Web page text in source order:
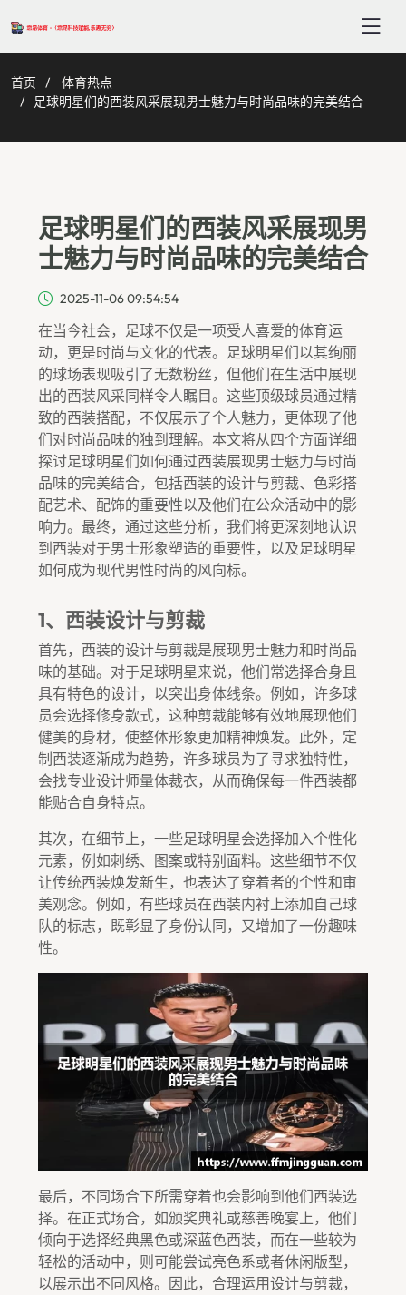
首页
体育热点
足球明星们的西装风采展现男士魅力与时尚品味的完美结合
足球明星们的西装风采展现男
士魅力与时尚品味的完美结合
2025-11-06 09:54:54
在当今社会，足球不仅是一项受人喜爱的体育运
动，更是时尚与文化的代表。足球明星们以其绚丽
的球场表现吸引了无数粉丝，但他们在生活中展现
出的西装风采同样令人瞩目。这些顶级球员通过精
致的西装搭配，不仅展示了个人魅力，更体现了他
们对时尚品味的独到理解。本文将从四个方面详细
探讨足球明星们如何通过西装展现男士魅力与时尚
品味的完美结合，包括西装的设计与剪裁、色彩搭
配艺术、配饰的重要性以及他们在公众活动中的影
响力。最终，通过这些分析，我们将更深刻地认识
到西装对于男士形象塑造的重要性，以及足球明星
如何成为现代男性时尚的风向标。
1、西装设计与剪裁
首先，西装的设计与剪裁是展现男士魅力和时尚品
味的基础。对于足球明星来说，他们常选择合身且
具有特色的设计，以突出身体线条。例如，许多球
员会选择修身款式，这种剪裁能够有效地展现他们
健美的身材，使整体形象更加精神焕发。此外，定
制西装逐渐成为趋势，许多球员为了寻求独特性，
会找专业设计师量体裁衣，从而确保每一件西装都
能贴合自身特点。
其次，在细节上，一些足球明星会选择加入个性化
元素，例如刺绣、图案或特别面料。这些细节不仅
让传统西装焕发新生，也表达了穿着者的个性和审
美观念。例如，有些球员在西装内衬上添加自己球
队的标志，既彰显了身份认同，又增加了一份趣味
性。
最后，不同场合下所需穿着也会影响到他们西装选
择。在正式场合，如颁奖典礼或慈善晚宴上，他们
倾向于选择经典黑色或深蓝色西装，而在一些较为
轻松的活动中，则可能尝试亮色系或者休闲版型，
以展示出不同风格。因此，合理运用设计与剪裁，